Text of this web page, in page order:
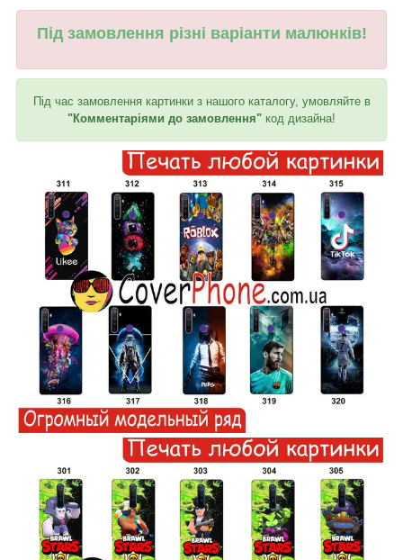
Під замовлення різні варіанти малюнків!
Під час замовлення картинки з нашого каталогу, умовляйте в
"Комментаріями до замовлення" код дизайна!